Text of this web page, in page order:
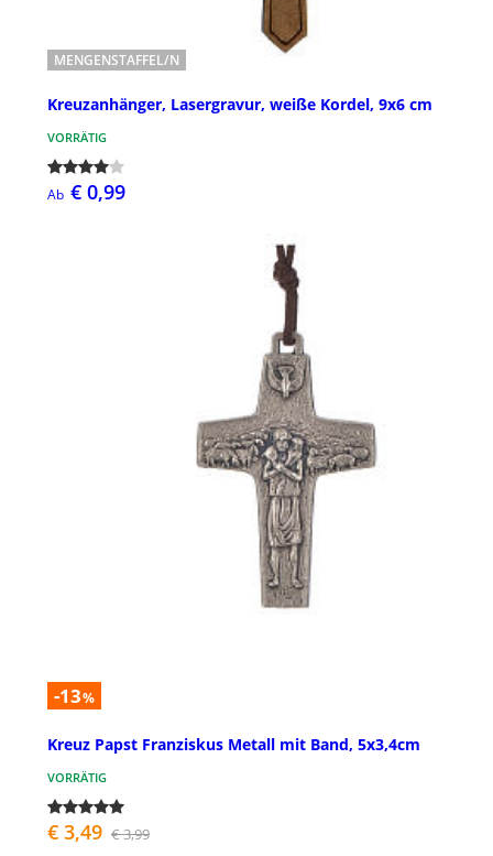
MENGENSTAFFEL/N
Kreuzanhänger, Lasergravur, weiße Kordel, 9x6 cm
VORRÄTIG
Ab € 0,99
-13%
Kreuz Papst Franziskus Metall mit Band, 5x3,4cm
VORRÄTIG
€ 3,49 € 3,99